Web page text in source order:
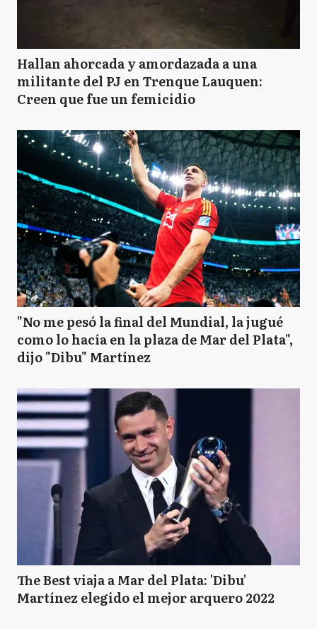
Hallan ahorcada y amordazada a una
militante del PJ en Trenque Lauquen:
Creen que fue un femicidio
"No me pesó la final del Mundial, la jugué
como lo hacía en la plaza de Mar del Plata",
dijo "Dibu" Martínez
The Best viaja a Mar del Plata: 'Dibu'
Martínez elegido el mejor arquero 2022